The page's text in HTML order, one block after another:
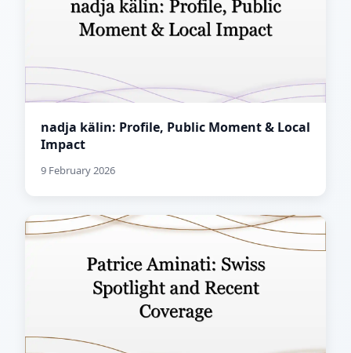
nadja kälin: Profile, Public Moment & Local
Impact
9 February 2026